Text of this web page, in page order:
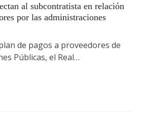
al subcontratista en relación
por las administraciones
de pagos a proveedores de
Públicas, el Real…